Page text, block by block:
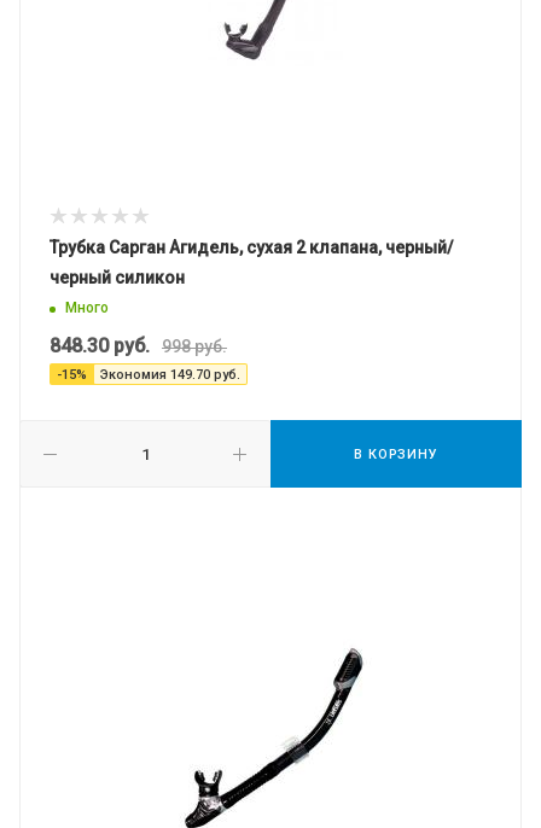
Трубка Сарган Агидель, сухая 2 клапана, черный/
черный силикон
Много
848.30руб. 998руб.
-15% Экономия 149.70 руб.
В КОРЗИНУ